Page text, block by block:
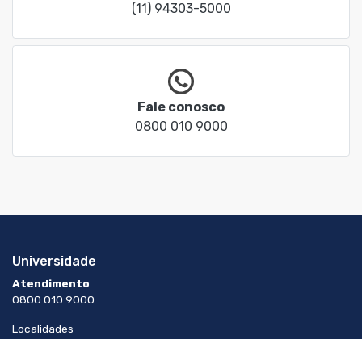
(11) 94303-5000
Fale conosco
0800 010 9000
Universidade
Atendimento
0800 010 9000
Localidades